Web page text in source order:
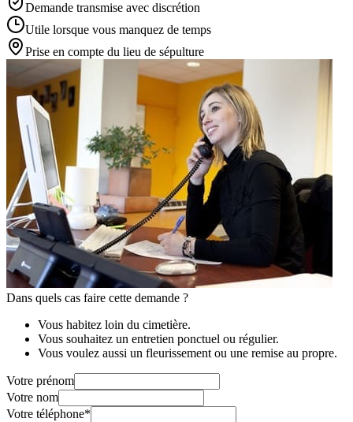
Demande transmise avec discrétion
Utile lorsque vous manquez de temps
Prise en compte du lieu de sépulture
Dans quels cas faire cette demande ?
Vous habitez loin du cimetière.
Vous souhaitez un entretien ponctuel ou régulier.
Vous voulez aussi un fleurissement ou une remise au propre.
Votre prénom
Votre nom
Votre téléphone*